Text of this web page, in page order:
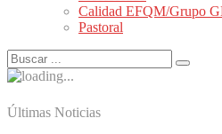
Calidad EFQM/Grupo
Pastoral
Últimas Noticias